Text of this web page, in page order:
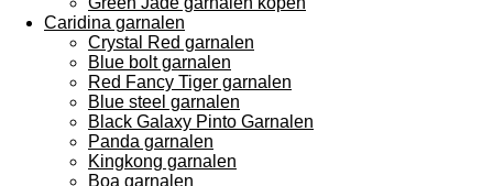
Caridina garnalen
Crystal Red garnalen
Blue bolt garnalen
Red Fancy Tiger garnalen
Blue steel garnalen
Black Galaxy Pinto Garnalen
Panda garnalen
Kingkong garnalen
Boa garnalen